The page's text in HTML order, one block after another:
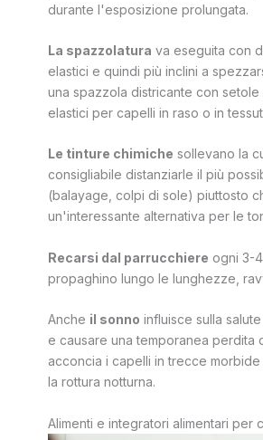
durante l'esposizione prolungata.
La spazzolatura va eseguita con
elastici e quindi più inclini a
una spazzola districante con
elastici per capelli in raso o in
Le tinture chimiche sollevano la
consigliabile distanziarle il più
(balayage, colpi di sole) piuttosto
un'interessante alternativa per le
Recarsi dal parrucchiere ogni 3-
propaghino lungo le lunghezze,
Anche il sonno influisce sulla
e causare una temporanea perdita
acconcia i capelli in trecce
la rottura notturna.
Alimenti e integratori alimentari per